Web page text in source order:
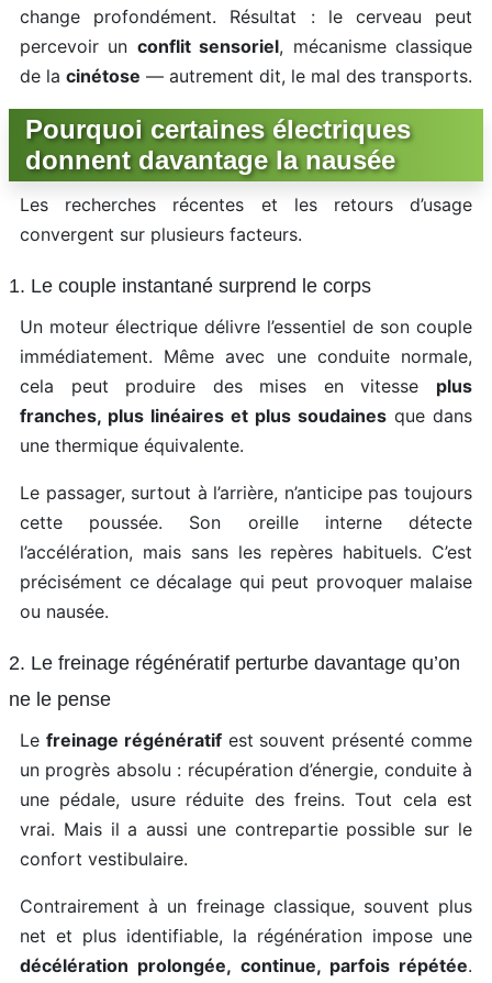
change profondément. Résultat : le cerveau peut
percevoir un conflit sensoriel, mécanisme classique
de la cinétose — autrement dit, le mal des transports.
Pourquoi certaines électriques
donnent davantage la nausée
Les recherches récentes et les retours d’usage
convergent sur plusieurs facteurs.
1. Le couple instantané surprend le corps
Un moteur électrique délivre l’essentiel de son couple
immédiatement. Même avec une conduite normale,
cela peut produire des mises en vitesse plus
franches, plus linéaires et plus soudaines que dans
une thermique équivalente.
Le passager, surtout à l’arrière, n’anticipe pas toujours
cette poussée. Son oreille interne détecte
l’accélération, mais sans les repères habituels. C’est
précisément ce décalage qui peut provoquer malaise
ou nausée.
2. Le freinage régénératif perturbe davantage qu’on
ne le pense
Le freinage régénératifest souvent présenté comme
un progrès absolu : récupération d’énergie, conduite à
une pédale, usure réduite des freins. Tout cela est
vrai. Mais il a aussi une contrepartie possible sur le
confort vestibulaire.
Contrairement à un freinage classique, souvent plus
net et plus identifiable, la régénération impose une
décélération prolongée, continue, parfois répétée.